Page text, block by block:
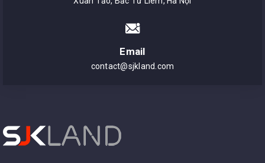
Tầng 2 có phương án để xe mặt sau nội khu của căn
hoặc 0987.429.748
Trân trọng!
Email
contact@sjkland.com